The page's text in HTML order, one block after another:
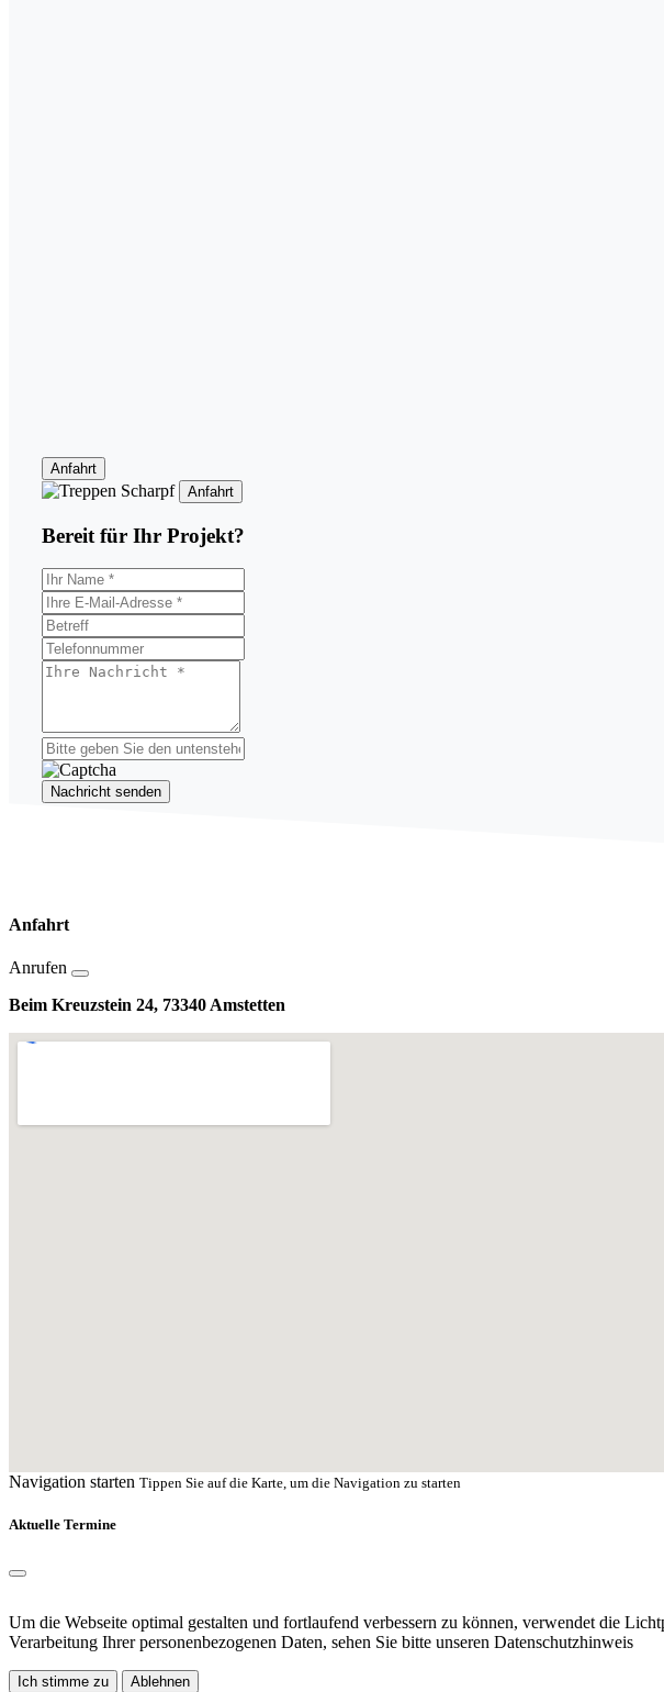
Anfahrt
Anfahrt
Bereit für Ihr Projekt?
Nachricht senden
Anfahrt
Anrufen
Beim Kreuzstein 24, 73340 Amstetten
Navigation starten Tippen Sie auf die Karte, um die Navigation zu starten
Aktuelle Termine
Um die Webseite optimal gestalten und fortlaufend verbessern zu können, verwendet die
Verarbeitung Ihrer personenbezogenen Daten, sehen Sie bitte unseren Datenschutzhinweis
Ich stimme zu Ablehnen